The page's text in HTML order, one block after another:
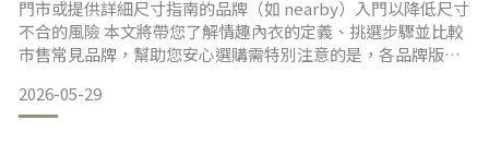
門市或提供詳細尺寸指南的品牌（如 nearby）入門以降低尺寸
不合的風險 本文將帶您了解情趣內衣的定義、挑選步驟並比較
市售常見品牌，幫助您安心選購需特別注意的是，各品牌版型
01 : 什麼是情趣內衣與親密穿搭？情趣內衣與親密穿搭泛指設
計上強調性感、自信與視覺美感的內著產品涵蓋蕾絲內衣
2026-05-29